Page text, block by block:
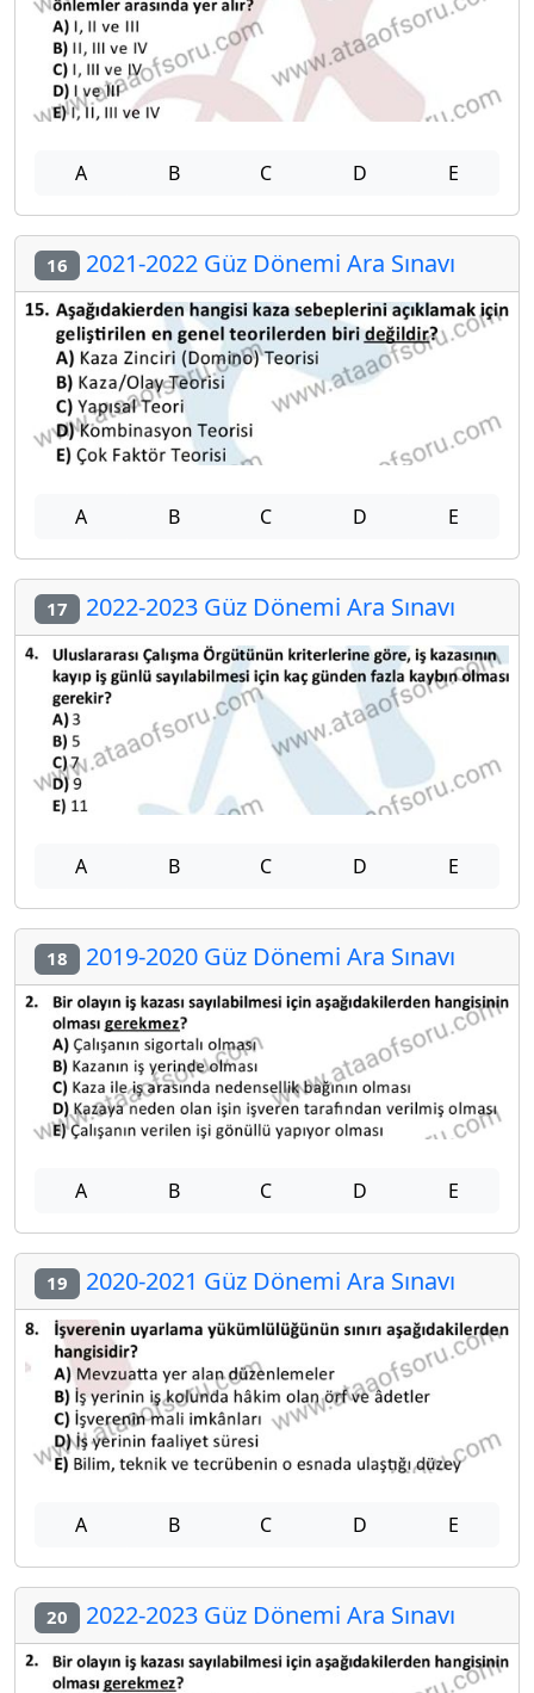
A B C D E
16 2021-2022 Güz Dönemi Ara Sınavı
A B C D E
17 2022-2023 Güz Dönemi Ara Sınavı
A B C D E
18 2019-2020 Güz Dönemi Ara Sınavı
A B C D E
19 2020-2021 Güz Dönemi Ara Sınavı
A B C D E
20 2022-2023 Güz Dönemi Ara Sınavı